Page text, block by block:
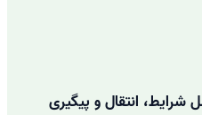
انتقال و پیگیری